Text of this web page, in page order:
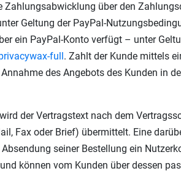
über den
Geltung der PayPal-
ein PayPal-Konto verfügt – unter
full. Zahlt der Kunde mittels
des Angebots des Kunden in
der Vertragstext nach dem
Fax oder Brief) übermittelt. Eine
seiner Bestellung ein
können vom Kunden über dessen